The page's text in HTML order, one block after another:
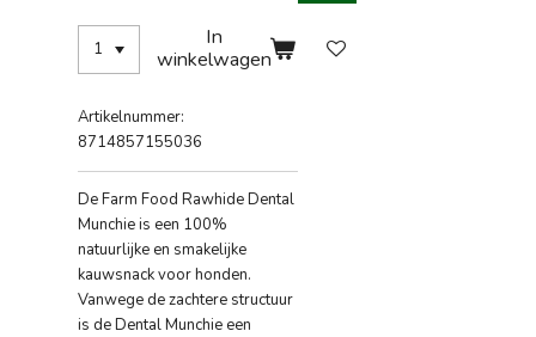
In
winkelwagen
Artikelnummer:
8714857155036
De Farm Food Rawhide Dental
Munchie is een 100%
natuurlijke en smakelijke
kauwsnack voor honden.
Vanwege de zachtere structuur
is de Dental Munchie een